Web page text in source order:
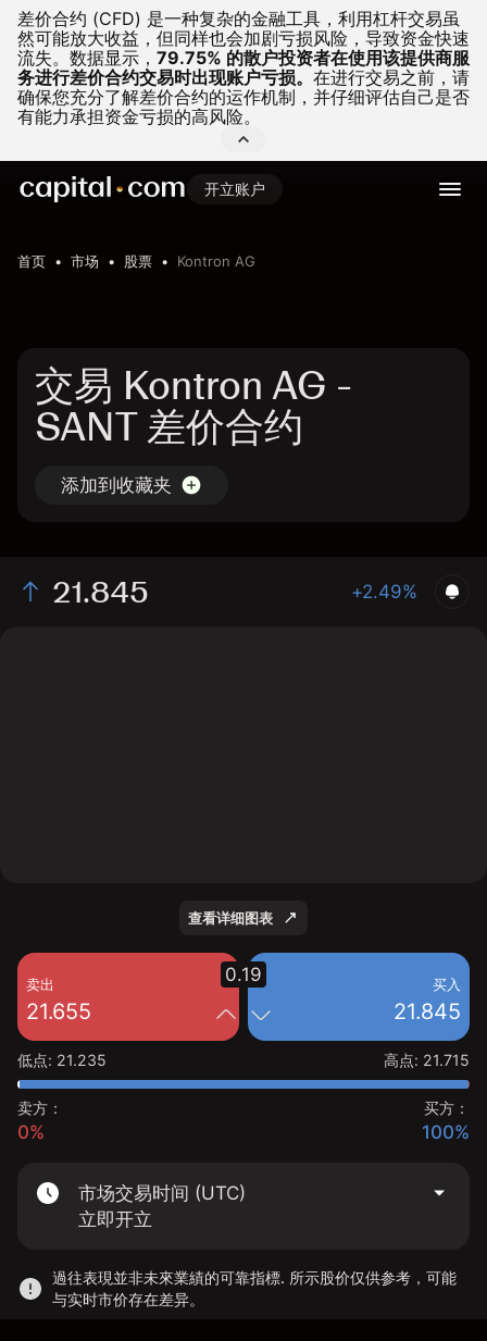
差价合约 (CFD) 是一种复杂的金融工具，利用杠杆交易虽
然可能放大收益，但同样也会加剧亏损风险，导致资金快速
流失。 数据显示， 79.75% 的散户投资者在使用该提供商服
务进行差价合约交易时出现账户亏损。 在进行交易之前，请
确保您充分了解差价合约的运作机制，并仔细评估自己是否
有能力承担资金亏损的高风险。
开立账户
首页 市场 股票 Kontron AG
交易 Kontron AG -
SANT 差价合约
添加到收藏夹
21.845 +2.49%
查看详细图表
卖出
21.655
买入
21.845
0.19
低点: 21.235 高点: 21.715
卖方：
0%
买方：
100%
市场交易时间 (UTC)
立即开立
過往表現並非未來業績的可靠指標. 所示股价仅供参考，可能
与实时市价存在差异。